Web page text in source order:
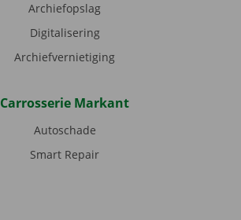
Archiefopslag
Digitalisering
Archiefvernietiging
Carrosserie Markant
Autoschade
Smart Repair